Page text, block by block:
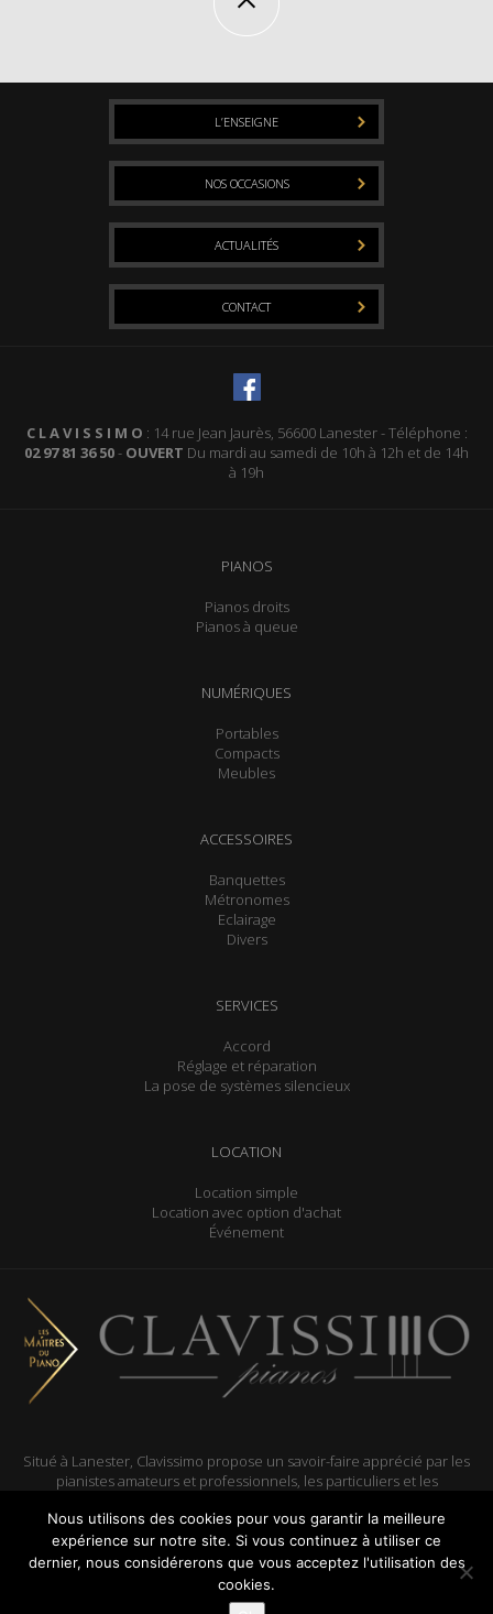
L’ENSEIGNE
NOS OCCASIONS
ACTUALITÉS
CONTACT
C L A V I S S I M O : 14 rue Jean Jaurès, 56600 Lanester - Téléphone :
02 97 81 36 50- OUVERT Du mardi au samedi de 10h à 12h et de 14h
à 19h
PIANOS
Pianos droits
Pianos à queue
NUMÉRIQUES
Portables
Compacts
Meubles
ACCESSOIRES
Banquettes
Métronomes
Eclairage
Divers
SERVICES
Accord
Réglage et réparation
La pose de systèmes silencieux
LOCATION
Location simple
Location avec option d'achat
Événement
Situé à Lanester, Clavissimo propose un savoir-faire apprécié par les
pianistes amateurs et professionnels, les particuliers et les
Réalisé parARTGO média
Nous utilisons des cookies pour vous garantir la meilleure
expérience sur notre site. Si vous continuez à utiliser ce
dernier, nous considérerons que vous acceptez l'utilisation des
cookies.